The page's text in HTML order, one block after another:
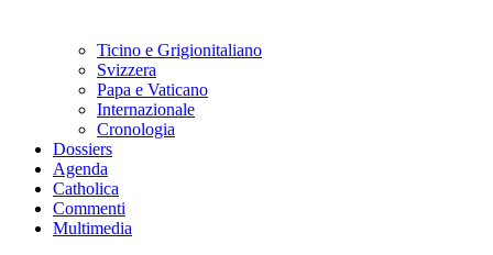
Ticino e Grigionitaliano
Svizzera
Papa e Vaticano
Internazionale
Cronologia
Dossiers
Agenda
Catholica
Commenti
Multimedia